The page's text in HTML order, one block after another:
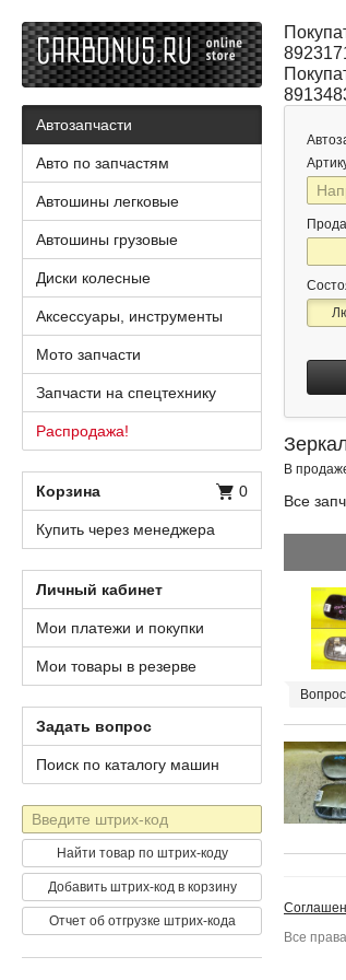
В
Все
Автозапчасти
Авто по запчастям
Автошины легковые
Автошины грузовые
Диски колесные
Аксессуары, инструменты
Мото запчасти
Запчасти на спецтехнику
Распродажа!
Корзина 0
Купить через менеджера
Личный кабинет
Мои платежи и покупки
Мои товары в резерве
Задать вопрос
Поиск по каталогу машин
Штрих-
код
Найти товар по штрих-коду
Добавить штрих-код в корзину
Отчет об отгрузке штрих-кода
Все